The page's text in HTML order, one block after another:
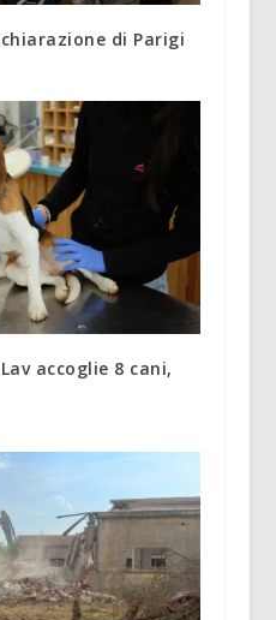
di Parigi
accoglie 8 cani,